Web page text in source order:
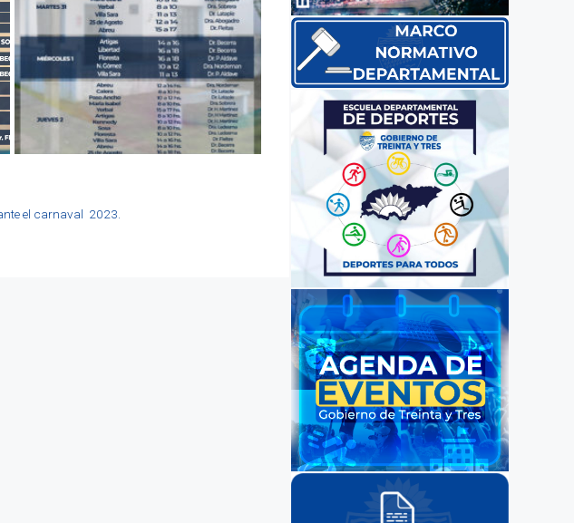
el carnaval 2023.